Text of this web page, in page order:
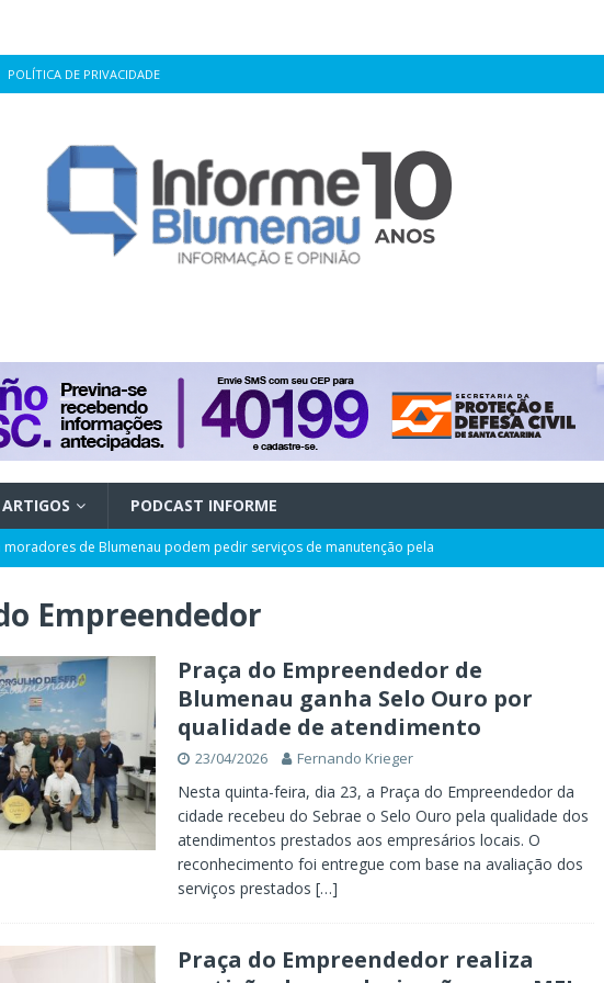
POLÍTICA DE PRIVACIDADE
ARTIGOS PODCAST INFORME
moradores de Blumenau podem pedir serviços de manutenção pela
em Blumenau nos próximos dias
GERAL
entre as melhores de Santa Catarina no IDEB 2025
GERAL
da eleição para a Assembleia Legislativa
POLÍTICA
quarta-feira, dia 12: confira a programação
Empreendedor
Praça do Empreendedor de
Blumenau ganha Selo Ouro por
qualidade de atendimento
23/04/2026 Fernando Krieger
Nesta quinta-feira, dia 23, a Praça do Empreendedor da
cidade recebeu do Sebrae o Selo Ouro pela qualidade dos
atendimentos prestados aos empresários locais. O
reconhecimento foi entregue com base na avaliação dos
serviços prestados […]
Praça do Empreendedor realiza